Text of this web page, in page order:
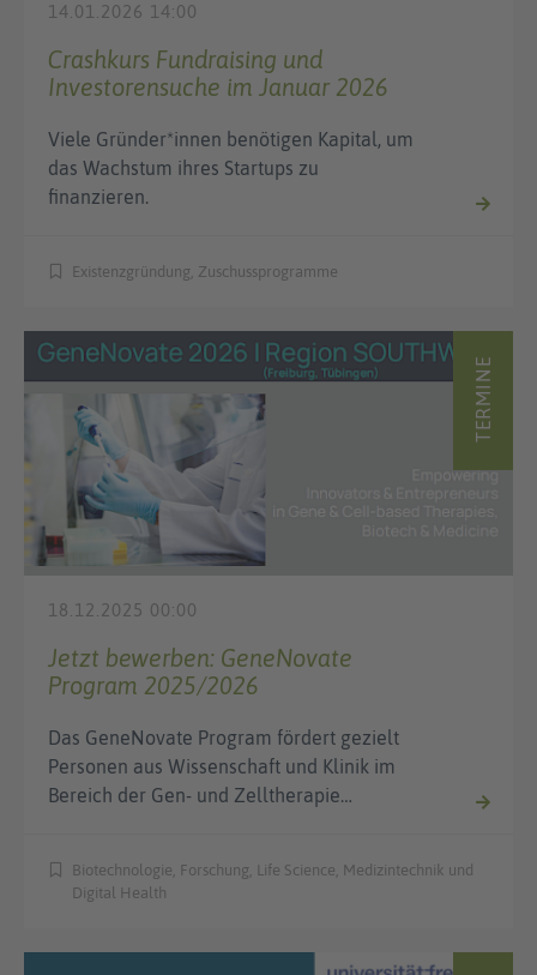
14.01.2026 14:00
Crashkurs Fundraising und
Investorensuche im Januar 2026
Viele Gründer*innen benötigen Kapital, um
das Wachstum ihres Startups zu
finanzieren.
Existenzgründung, Zuschussprogramme
TERMINE
18.12.2025 00:00
Jetzt bewerben: GeneNovate
Program 2025/2026
Das GeneNovate Program fördert gezielt
Personen aus Wissenschaft und Klinik im
Bereich der Gen- und Zelltherapie…
Biotechnologie, Forschung, Life Science, Medizintechnik und
Digital Health